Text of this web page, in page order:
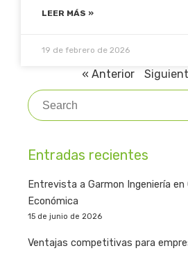
LEER MÁS »
19 de febrero de 2026
« Anterior
Search for:
Entradas recientes
Entrevista a Garmon Ingeniería
Económica
15 de junio de 2026
Ventajas competitivas para